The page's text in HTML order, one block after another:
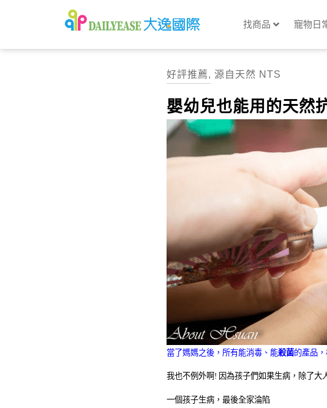
找商品 寵物日
好評推薦, 源自天然 NTS
嬰幼兒也能用的天然
當了媽媽之後，所有能消毒、能殺菌的產品
我也不例外啊 ! 因為孩子們如果生病，除了大
一個孩子生病，最後全家淪陷